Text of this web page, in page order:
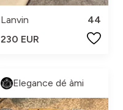
Lanvin
44
230 EUR
Elegance dé àmi